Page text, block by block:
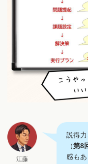
江藤
説得
（第8
感もあ